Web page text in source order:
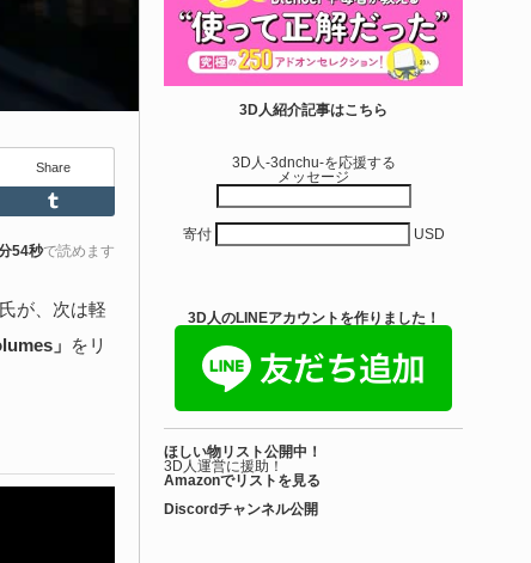
氏によるUnity向けエフェクト教本「Unityエフェク
シピブック パーツを組み合わせて作れる」が2026年7月13日
読む
| 完全無料＆CC0 で商用利用OK
向け...
Feedly
Share
Tumblr
54秒で読めます
が、次は軽
」 をリ
3D人紹介記事はこちら
3D人-3dnchu-を応援する
メッセージ
寄付 USD
3D人のLINEアカウントを作りました！
ほしい物リスト公開中！
3D人運営に援助！
Amazonでリストを見る
Discordチャンネル公開